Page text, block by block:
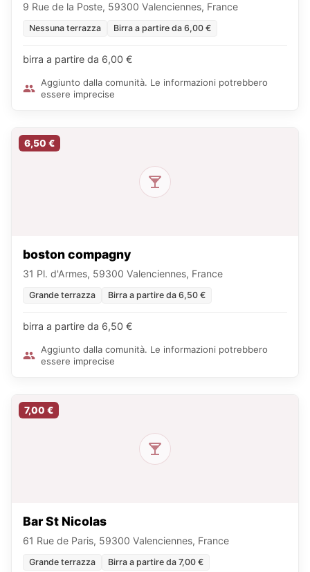
9 Rue de la Poste, 59300 Valenciennes, France
Nessuna terrazza Birra a partire da 6,00 €
birra a partire da 6,00 €
Aggiunto dalla comunità. Le informazioni potrebbero
essere imprecise
6,50 €
boston compagny
31 Pl. d'Armes, 59300 Valenciennes, France
Grande terrazza Birra a partire da 6,50 €
birra a partire da 6,50 €
Aggiunto dalla comunità. Le informazioni potrebbero
essere imprecise
7,00 €
Bar St Nicolas
61 Rue de Paris, 59300 Valenciennes, France
Grande terrazza Birra a partire da 7,00 €